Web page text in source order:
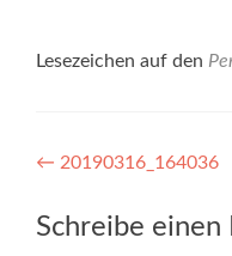
Lesezeichen auf den
Artikel-
Navigation
← 20190316_164036
Schreibe